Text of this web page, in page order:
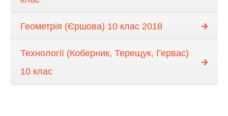
Геометрія (Єршова) 10 клас 2018
Технології (Коберник, Терещук, Гервас)
10 клас